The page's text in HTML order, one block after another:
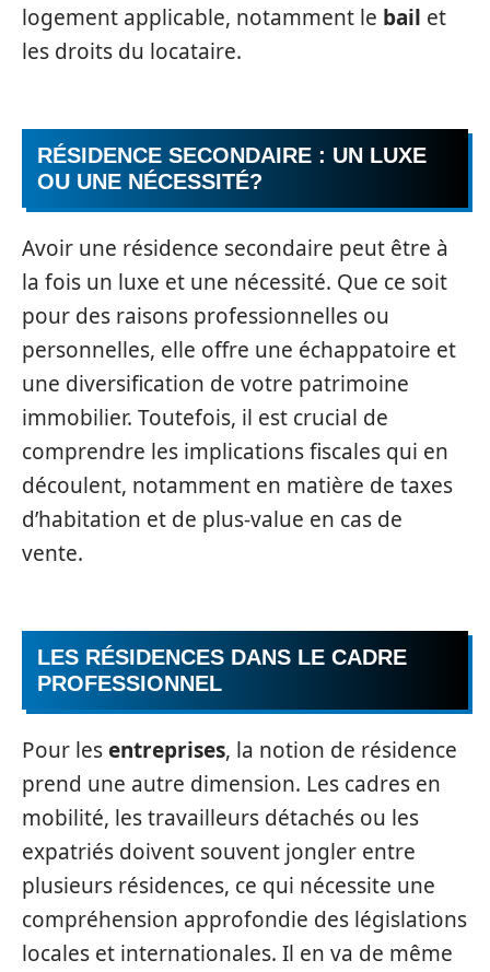
logement applicable, notamment le bail et
les droits du locataire.
RÉSIDENCE SECONDAIRE : UN LUXE
OU UNE NÉCESSITÉ?
Avoir une résidence secondaire peut être à
la fois un luxe et une nécessité. Que ce soit
pour des raisons professionnelles ou
personnelles, elle offre une échappatoire et
une diversification de votre patrimoine
immobilier. Toutefois, il est crucial de
comprendre les implications fiscales qui en
découlent, notamment en matière de taxes
d’habitation et de plus-value en cas de
vente.
LES RÉSIDENCES DANS LE CADRE
PROFESSIONNEL
Pour lesentreprises, la notion de résidence
prend une autre dimension. Les cadres en
mobilité, les travailleurs détachés ou les
expatriés doivent souvent jongler entre
plusieurs résidences, ce qui nécessite une
compréhension approfondie des législations
locales et internationales. Il en va de même